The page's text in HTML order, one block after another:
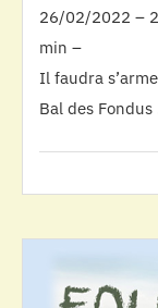
26/02/2022 –
min –
Il faudra
Bal des